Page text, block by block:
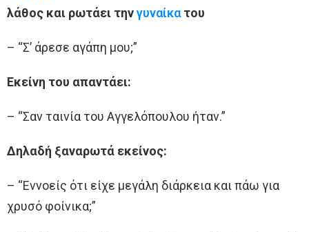
λάθος και ρωτάει τηνγυναίκατου
– “Σ’ άρεσε αγάπη μου;”
Εκείνη του απαντάει:
– “Σαν ταινία του Αγγελόπουλου ήταν.”
Δηλαδή ξαναρωτά εκείνος:
– “Εννοείς ότι είχε μεγάλη διάρκεια και πάω για
χρυσό φοίνικα;”